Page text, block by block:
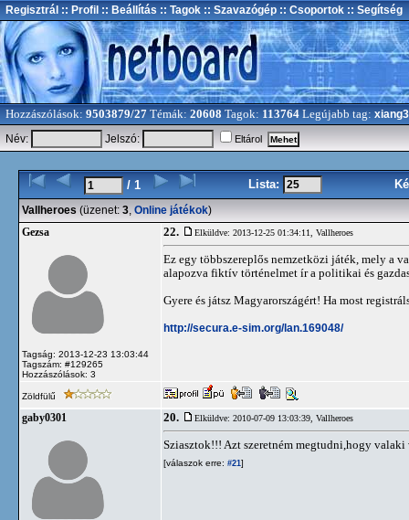
Regisztrál :: Profil :: Beállítás :: Tagok :: Szavazógép :: Csoportok :: Segítség
Hozzászólások: 9503879/27 Témák: 20608 Tagok: 113764 Legújabb tag:
Név:
Jelszó: Eltárol
/ 1 Lista:
Vallheroes (üzenet: 3, Online játékok)
Gezsa
Tagság: 2013-12-23 13:03:44
Tagszám: #129265
Hozzászólások: 3
22. Elküldve: 2013-12-25 01:34:11, Vallheroes
Ez egy többszereplős nemzetközi játék, mely a
alapozva fiktív történelmet ír a politikai és
Gyere és játsz Magyarországért! Ha most
http://secura.e-sim.org/lan.169048/
Zöldfülű
gaby0301 20. Elküldve: 2010-07-09 13:03:39, Vallheroes
Sziasztok!!! Azt szeretném megtudni,hogy
[válaszok erre: #21]